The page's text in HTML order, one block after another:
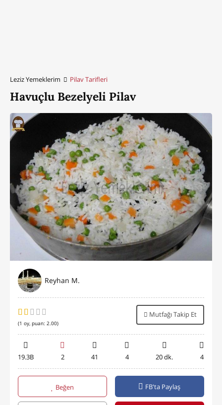
Leziz Yemeklerim Pilav Tarifleri
Havuçlu Bezelyeli Pilav
Reyhan M.
(1 oy, puan: 2.00)
Mutfağı Takip Et
19.3B 2 41 4 20 dk. 4
Beğen FB'ta Paylaş